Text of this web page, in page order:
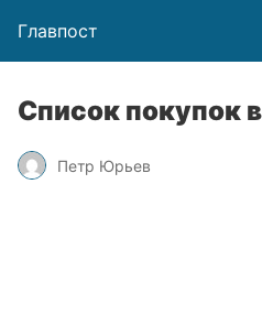
Главпост
Список покупок
Петр Юрьев